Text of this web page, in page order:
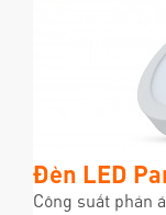
Đèn LED
Công suất phản